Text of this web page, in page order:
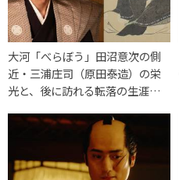
大河「べらぼう」田沼意次の側
近・三浦庄司（原田泰造）の栄
光と、後に訪れる転落の生涯…